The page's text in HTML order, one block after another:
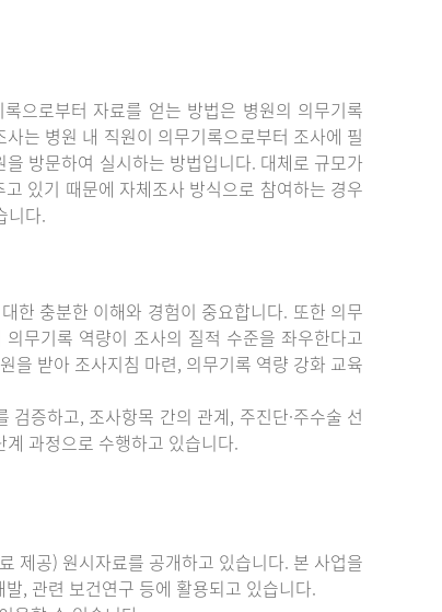
으로부터 자료를 얻는 방법은 병원의 의무기록
는 병원 내 직원이 의무기록으로부터 조사에 필
방문하여 실시하는 방법입니다. 대체로 규모가
있기 때문에 자체조사 방식으로 참여하는 경우
니다.
한 충분한 이해와 경험이 중요합니다. 또한 의무
무기록 역량이 조사의 질적 수준을 좌우한다고
을 받아 조사지침 마련, 의무기록 역량 강화 교육
증하고, 조사항목 간의 관계, 주진단·주수술 선
과정으로 수행하고 있습니다.
제공) 원시자료를 공개하고 있습니다. 본 사업을
, 관련 보건연구 등에 활용되고 있습니다.